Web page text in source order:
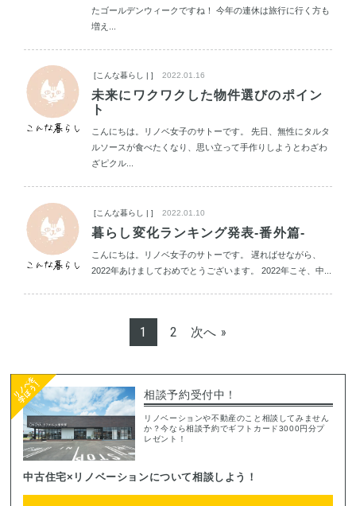
たゴールデンウィークですね！ 今年の連休は旅行に行く方も
増え...
[こんな暮らし | ] 2022.01.16
未来にワクワクした物件選びのポイン
ト
こんにちは。リノベ女子のサトーです。 先日、無性にタルタ
ルソースが食べたくなり、思い立って手作りしようとわざわ
ざピクル...
[こんな暮らし | ] 2022.01.10
暮らし変化ランキング発表-番外篇-
こんにちは。リノベ女子のサトーです。 遅ればせながら、
2022年あけましておめでとうございます。 2022年こそ、中...
1 2 次へ »
相談予約受付中！
リノベーションや不動産のこと相談してみません
か？今なら相談予約でギフトカード3000円分プ
レゼント！
中古住宅×リノベーションについて相談しよう！